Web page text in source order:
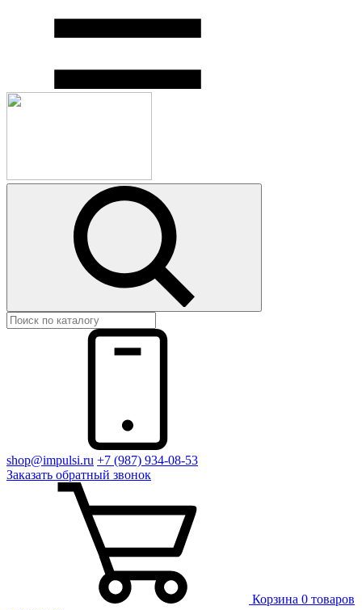
shop@impulsi.ru +7 (987) 934-08-53
Заказать обратный звонок
Корзина 0 товаров